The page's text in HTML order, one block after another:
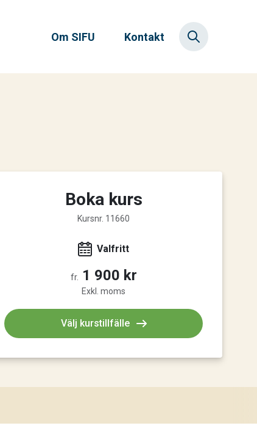
Om SIFU Kontakt
Boka kurs
Kursnr. 11660
Valfritt
fr. 1 900 kr
Exkl. moms
Välj kurstillfälle